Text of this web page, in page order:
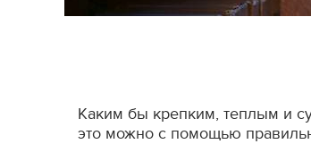
Каким бы крепким, теплым и
это можно с помощью